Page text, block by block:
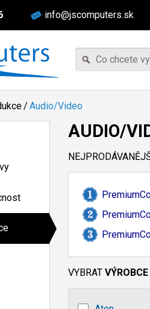
info@jscomputers.sk
/ Audio/Video
AUDIO/
VYBRAT VÝROBCE